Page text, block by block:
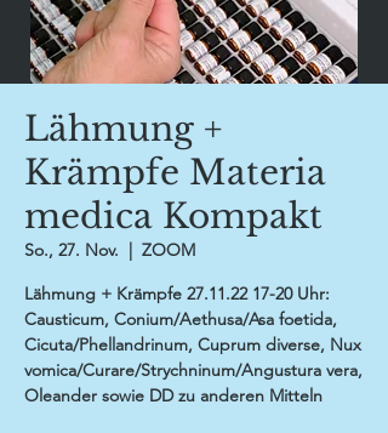
Lähmung +
Krämpfe Materia
medica Kompakt
So., 27. Nov.
  |
ZOOM
Lähmung + Krämpfe 27.11.22 17-20 Uhr:
Causticum, Conium/Aethusa/Asa foetida,
Cicuta/Phellandrinum, Cuprum diverse, Nux
vomica/Curare/Strychninum/Angustura vera,
Oleander sowie DD zu anderen Mitteln